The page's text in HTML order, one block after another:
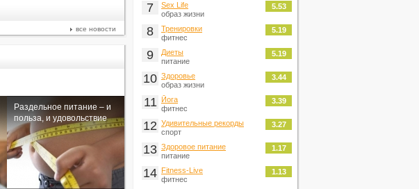
все новости
Раздельное питание – и
польза, и удовольствие
7
Sex Life
образ жизни
5.53
8
Тренировки
фитнес
5.19
9
Диеты
питание
5.19
10 Здоровье
образ жизни
3.44
11
Йога
фитнес
3.39
12 Удивительные рекорды
спорт
3.27
13 Здоровое питание
питание
1.17
14 Fitness-Live
фитнес
1.13